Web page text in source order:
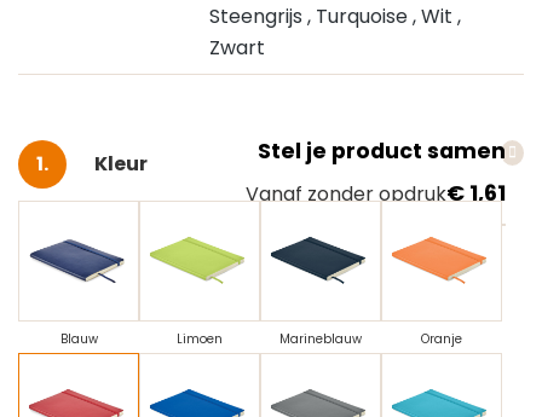
Steengrijs , Turquoise, Wit ,
Zwart
Stel je product samen
Vanaf zonder opdruk€ 1,61
Selecteer
Kleur
Blauw Limoen Marineblauw Oranje